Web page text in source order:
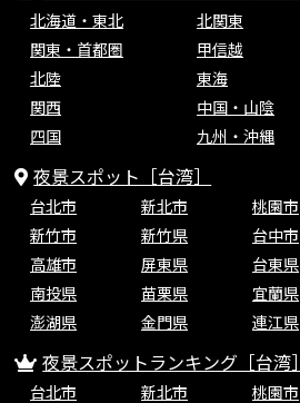
北海道・東北
北関東
関東・首都圏
甲信越
北陸
東海
関西
中国・山陰
四国
九州・沖縄
夜景スポット［台湾］
台北市 新北市 桃園市
新竹市
新竹県 台中市
高雄市
屏東県 台東県
南投県
苗栗県 宜蘭県
澎湖県
金門県 連江県
夜景スポットランキング［台湾］
台北市 新北市 桃園市